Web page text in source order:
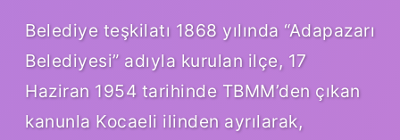
Belediye teşkilatı 1868 yılında “Adapazarı
Belediyesi” adıyla kurulan ilçe, 17
Haziran 1954 tarihinde TBMM’den çıkan
kanunla Kocaeli ilinden ayrılarak,